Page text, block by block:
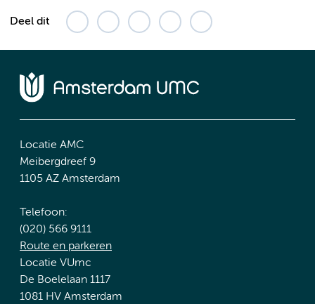
Deel dit
Locatie AMC
Meibergdreef 9
1105 AZ Amsterdam
Telefoon:
(020) 566 9111
Route en parkeren
Locatie VUmc
De Boelelaan 1117
1081 HV Amsterdam